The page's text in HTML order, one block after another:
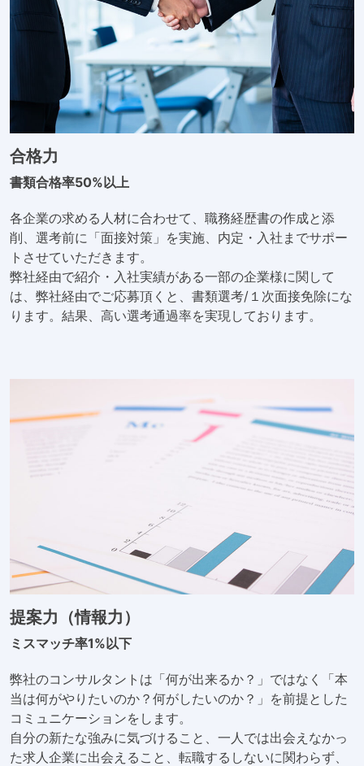
合格力
書類合格率50%以上
各企業の求める人材に合わせて、職務経歴書の作成と添
削、選考前に「面接対策」を実施、内定・入社までサポー
トさせていただきます。
弊社経由で紹介・入社実績がある一部の企業様に関して
は、弊社経由でご応募頂くと、書類選考/１次面接免除にな
ります。結果、高い選考通過率を実現しております。
提案力（情報力）
ミスマッチ率1%以下
弊社のコンサルタントは「何が出来るか？」ではなく「本
当は何がやりたいのか？何がしたいのか？」を前提とした
コミュニケーションをします。
自分の新たな強みに気づけること、一人では出会えなかっ
た求人企業に出会えること、転職するしないに関わらず、